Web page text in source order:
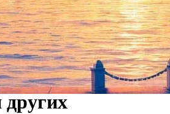
привезет
спектакли
Тадаса
Тимофея